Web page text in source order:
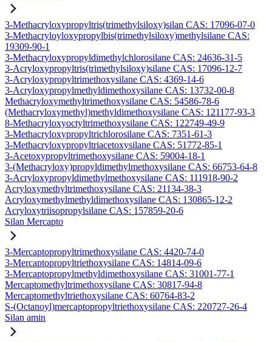
3-Methacryloxypropyltris(trimethylsiloxy)silan CAS: 17096-07-0
3-Methacryloyloxypropylbis(trimethylsiloxy)methylsilane CAS:
19309-90-1
3-Methacryloxypropyldimethylchlorosilane CAS: 24636-31-5
3-Acryloxypropyltris(trimethylsiloxy)silane CAS: 17096-12-7
3-Acryloxypropyltrimethoxysilane CAS: 4369-14-6
3-Acryloxypropylmethyldimethoxysilane CAS: 13732-00-8
Methacryloxymethyltrimethoxysilane CAS: 54586-78-6
(Methacryloxymethyl)methyldimethoxysilane CAS: 121177-93-3
8-Methacryloxyoctyltrimethoxysilane CAS: 122749-49-9
3-Methacryloxypropyltrichlorosilane CAS: 7351-61-3
3-Methacryloxypropyltriacetoxysilane CAS: 51772-85-1
3-Acetoxypropyltrimethoxysilane CAS: 59004-18-1
3-(Methacryloxy)propyldimethylmethoxysilane CAS: 66753-64-8
3-Acryloxypropyldimethylmethoxysilane CAS: 111918-90-2
Acryloxymethyltrimethoxysilane CAS: 21134-38-3
Acryloxymethylmethyldimethoxysilane CAS: 130865-12-2
Acryloxytriisopropylsilane CAS: 157859-20-6
Silan Mercapto
3-Mercaptopropyltrimethoxysilane CAS: 4420-74-0
3-Mercaptopropyltriethoxysilane CAS: 14814-09-6
3-Mercaptopropylmethyldimethoxysilane CAS: 31001-77-1
Mercaptomethyltrimethoxysilane CAS: 30817-94-8
Mercaptomethyltriethoxysilane CAS: 60764-83-2
S-(Octanoyl)mercaptopropyltriethoxysilane CAS: 220727-26-4
Silan amin